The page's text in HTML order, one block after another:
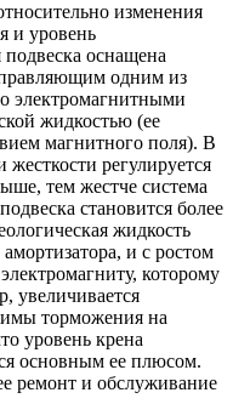
изменения
и уровень
оснащена
одним из
электромагнитными
жидкостью (ее
магнитного поля). В
регулируется
тем жестче система
становится более
жидкость
и с ростом
которому
увеличивается
торможения на
уровень крена
основным ее плюсом.
ремонт и обслуживание